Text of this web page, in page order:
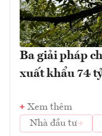
Ba giải pháp
xuất khẩu 74
Xem thêm
Nhà đầu tư